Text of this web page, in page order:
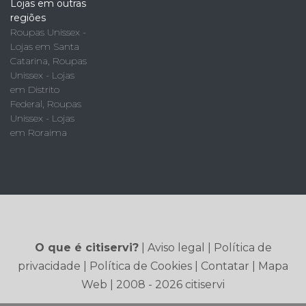
Lojas em outras
regiões
Roupas Unissex -
Lojas em Santa
Catarina, Roupas
Unissex - Lojas
em Distrito
Federal, Roupas
Unissex - Lojas
em Roraima
O que é citiservi?| Aviso legal
Política de
privacidade
Política de Cookies Contatar
Mapa
Web | 2008 - 2026 citiservi